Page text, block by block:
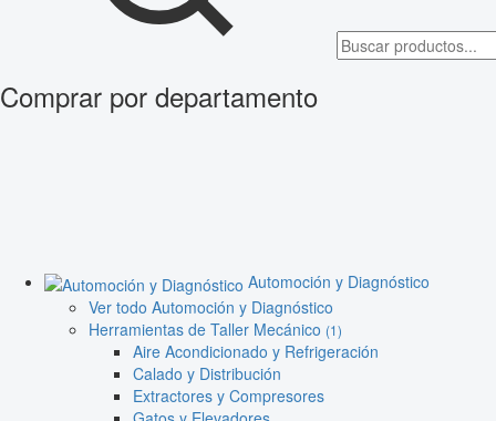
Comprar por departamento
Automoción y Diagnóstico
Ver todo Automoción y Diagnóstico
Herramientas de Taller Mecánico (1)
Aire Acondicionado y Refrigeración
Calado y Distribución
Extractores y Compresores